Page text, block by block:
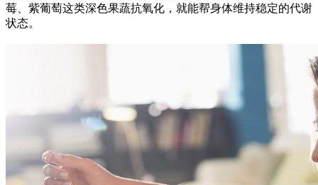
莓、紫葡萄这类深色果蔬抗氧化，就能帮身体维持稳定的代谢
状态。